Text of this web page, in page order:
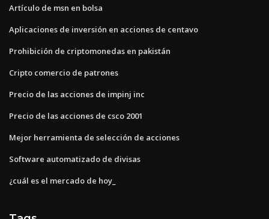
Artículo de msn en bolsa
Aplicaciones de inversión en acciones de centavo
Prohibición de criptomonedas en pakistán
Cripto comercio de patrones
Precio de las acciones de impinj inc
Precio de las acciones de csco 2001
Mejor herramienta de selección de acciones
Software automatizado de divisas
¿cuál es el mercado de hoy_